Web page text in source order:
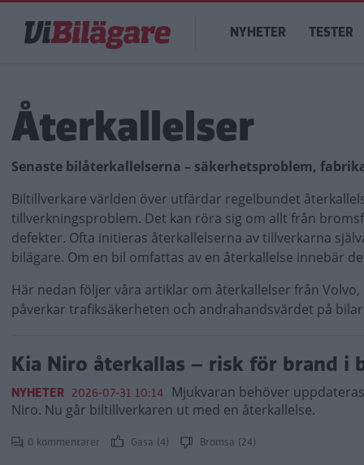
huvudinnehåll
Main
navigation
NYHETER TESTER
Återkallelser
Senaste bilåterkallelserna – säkerhetsproblem,
Biltillverkare världen över utfärdar regelbundet
tillverkningsproblem. Det kan röra sig om allt från
defekter. Ofta initieras återkallelserna av tillverkarna
bilägare. Om en bil omfattas av en återkallelse innebär
Här nedan följer våra artiklar om återkallelser från
påverkar trafiksäkerheten och andrahandsvärdet på
Kia Niro återkallas – risk för brand i
NYHETER 2026-07-31 10:14 Mjukvaran behöver
Niro. Nu går biltillverkaren ut med en återkallelse.
0 kommentarer Gasa (4) Bromsa (24)